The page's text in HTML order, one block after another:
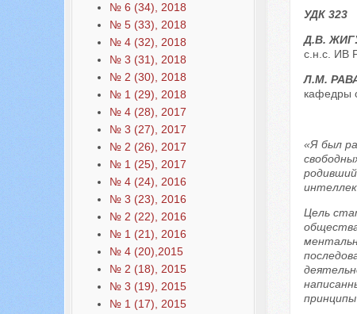
№ 6 (34), 2018
№ 5 (33), 2018
№ 4 (32), 2018
№ 3 (31), 2018
№ 2 (30), 2018
№ 1 (29), 2018
№ 4 (28), 2017
№ 3 (27), 2017
№ 2 (26), 2017
№ 1 (25), 2017
№ 4 (24), 2016
№ 3 (23), 2016
№ 2 (22), 2016
№ 1 (21), 2016
№ 4 (20),2015
№ 2 (18), 2015
№ 3 (19), 2015
№ 1 (17), 2015
УДК 323
Д.В.
с.н.с. ИВ
Л.М.
кафедры
«Я был
Цель